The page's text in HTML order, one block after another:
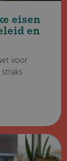
eisen
en
voor